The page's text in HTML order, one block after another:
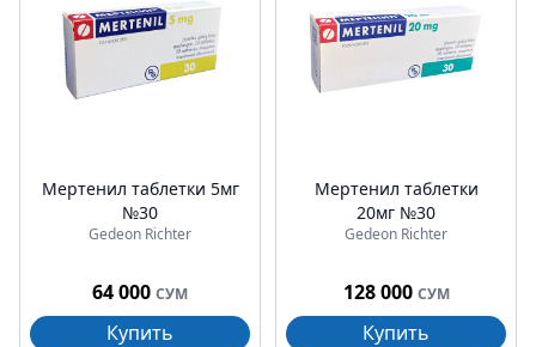
Мертенил таблетки 5мг
№30
Gedeon Richter
64 000 СУМ
Купить
Мертенил таблетки
20мг №30
Gedeon Richter
128 000 СУМ
Купить